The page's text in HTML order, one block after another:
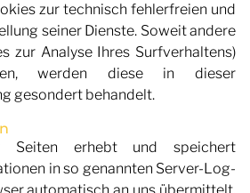
zur technisch fehlerfreien und
seiner Dienste. Soweit andere
zur Analyse Ihres Surfverhaltens)
werden diese in dieser
gesondert behandelt.
Seiten erhebt und speichert
in so genannten Server-Log-